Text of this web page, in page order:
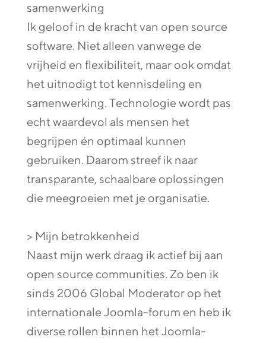
samenwerking
Ik geloof in de kracht van open source
software. Niet alleen vanwege de
vrijheid en flexibiliteit, maar ook omdat
het uitnodigt tot kennisdeling en
samenwerking. Technologie wordt pas
echt waardevol als mensen het
begrijpen én optimaal kunnen
gebruiken. Daarom streef ik naar
transparante, schaalbare oplossingen
die meegroeien met je organisatie.
> Mijn betrokkenheid
Naast mijn werk draag ik actief bij aan
open source communities. Zo ben ik
sinds 2006 Global Moderator op het
internationale Joomla-forum en heb ik
diverse rollen binnen het Joomla-